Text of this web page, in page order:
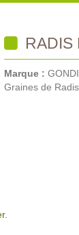
RADIS
Marque :
Graines de